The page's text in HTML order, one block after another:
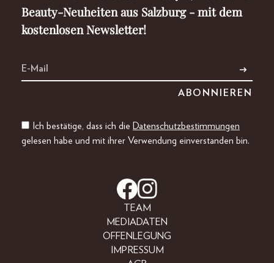
Beauty-Neuheiten aus Salzburg - mit dem
kostenlosen Newsletter!
Ich bestätige, dass ich die Datenschutzbestimmungen
gelesen habe und mit ihrer Verwendung einverstanden bin.
TEAM
MEDIADATEN
OFFENLEGUNG
IMPRESSUM